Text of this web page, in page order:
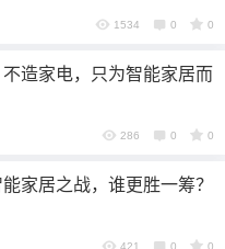
1534 0 0
造家电，只为智能家居而
286 0 0
家居之战，谁更胜一筹？
421 0 0